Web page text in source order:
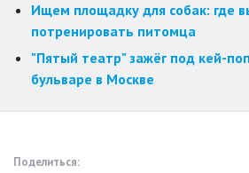
Ищем площадку для собак: где
потренировать питомца
"Пятый театр" зажёг под кей-
бульваре в Москве
Поделиться: